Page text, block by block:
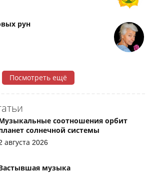
рун
Посмотреть ещё
соотношения орбит
солнечной системы
августа 2026
музыка